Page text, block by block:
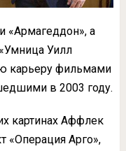
«Армагеддон», а
Уилл
карьеру фильмами
в 2003 году.
картинах Аффлек
«Операция Арго»,